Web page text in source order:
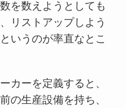
を数えようとしても
リストアップしよう
いうのが率直なとこ
カーを定義すると、
の生産設備を持ち、